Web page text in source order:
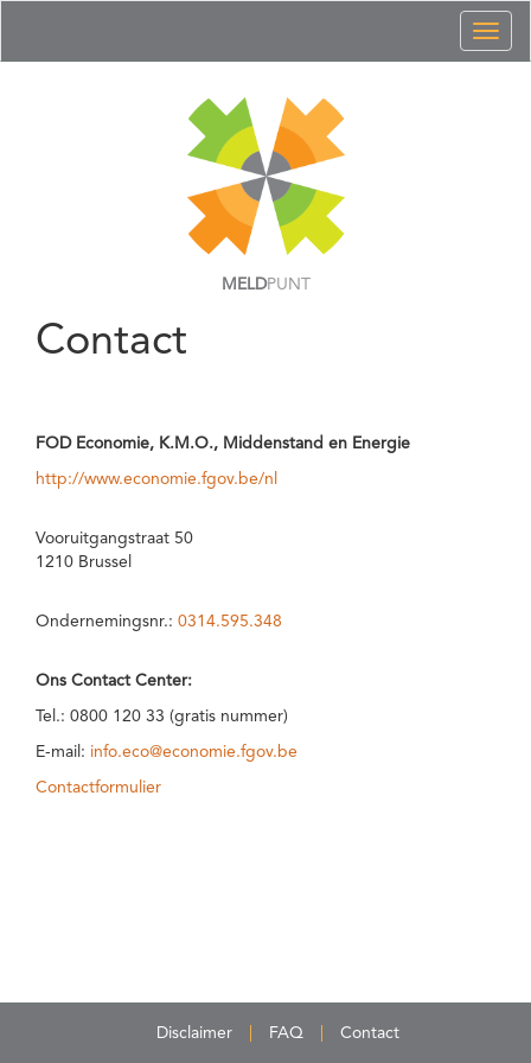
MELDPUNT
Contact
FOD Economie, K.M.O., Middenstand en Energie
http://www.economie.fgov.be/nl
Vooruitgangstraat 50
1210 Brussel
Ondernemingsnr.: 0314.595.348
Ons Contact Center:
Tel.: 0800 120 33 (gratis nummer)
E-mail: info.eco@economie.fgov.be
Contactformulier
Disclaimer FAQ Contact